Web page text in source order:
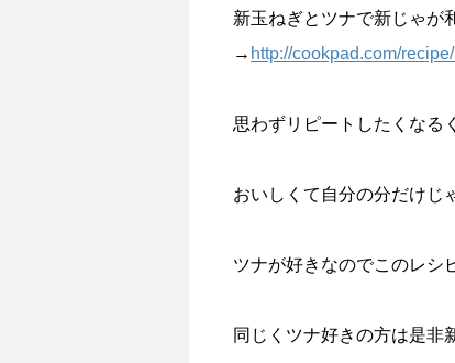
新玉ねぎとツナで新じゃが
→ http://cookpad.com/
思わずリピートしたくなる
おいしくて自分の分だけじ
ツナが好きなのでこのレシ
同じくツナ好きの方は是非